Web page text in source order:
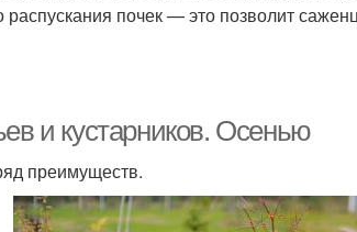
почек — это позволит
и кустарников. Осенью
преимуществ.